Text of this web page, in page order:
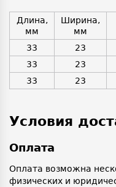
Длина,
мм
Ширина,
мм
33
23
33
23
33
23
Условия
Оплата
Оплата возможна
физических и